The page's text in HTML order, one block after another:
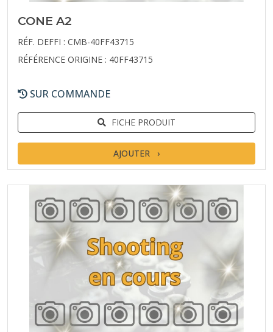
CONE A2
RÉF. DEFFI : CMB-40FF43715
RÉFÉRENCE ORIGINE : 40FF43715
SUR COMMANDE
FICHE PRODUIT
AJOUTER